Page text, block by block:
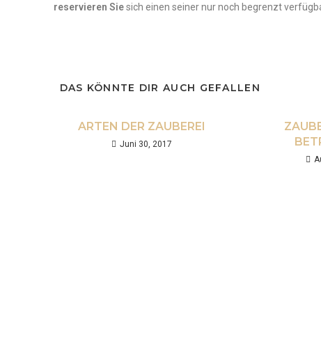
reservieren Siesich einen seiner nur noch begrenzt
DAS KÖNNTE DIR AUCH GEFALLEN
ARTEN DER ZAUBEREI
Juni 30, 2017